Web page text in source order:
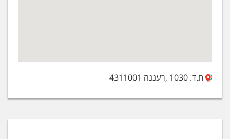
ת.ד. 1030 ,רעננה 4311001